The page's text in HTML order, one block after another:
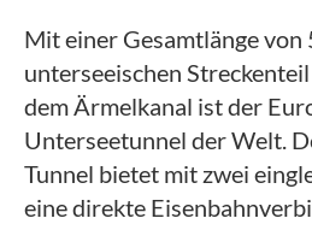
Mit einer Gesamtlänge von
unterseeischen
dem Ärmelkanal ist der
Unterseetunnel der Welt.
Tunnel bietet mit zwei
eine direkte